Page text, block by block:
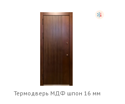
Термодверь МДФ шпон 16 мм